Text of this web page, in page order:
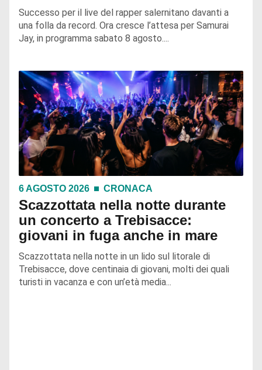
Successo per il live del rapper salernitano davanti a
una folla da record. Ora cresce l’attesa per Samurai
Jay, in programma sabato 8 agosto....
6 AGOSTO 2026 CRONACA
Scazzottata nella notte durante
un concerto a Trebisacce:
giovani in fuga anche in mare
Scazzottata nella notte in un lido sul litorale di
Trebisacce, dove centinaia di giovani, molti dei quali
turisti in vacanza e con un’età media...